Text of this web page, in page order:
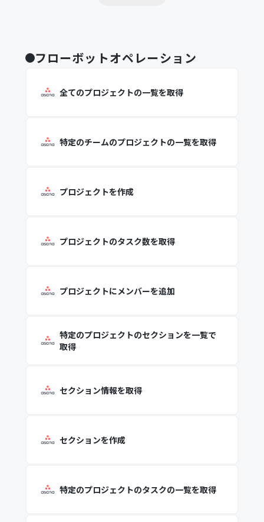
フローボットオペレーション
全てのプロジェクトの一覧を取得
特定のチームのプロジェクトの一覧を取得
プロジェクトを作成
プロジェクトのタスク数を取得
プロジェクトにメンバーを追加
特定のプロジェクトのセクションを一覧で
取得
セクション情報を取得
セクションを作成
特定のプロジェクトのタスクの一覧を取得